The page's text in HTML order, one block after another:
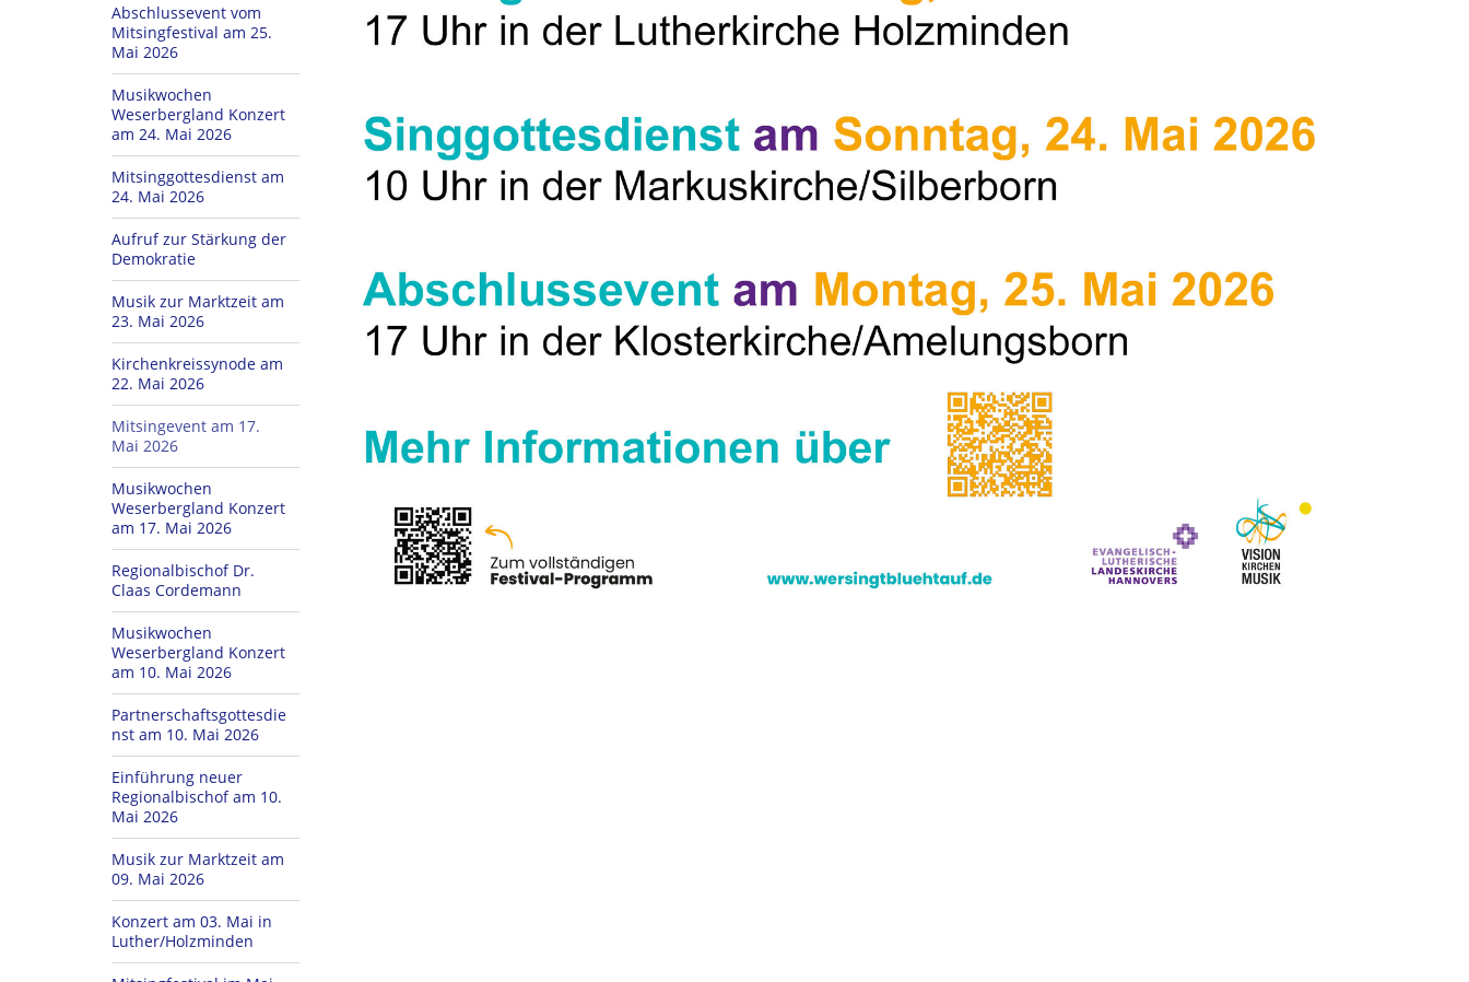
Abschlussevent vom
Mitsingfestival am 25.
Mai 2026
Musikwochen
Weserbergland Konzert
am 24. Mai 2026
Mitsinggottesdienst am
24. Mai 2026
Aufruf zur Stärkung der
Demokratie
Musik zur Marktzeit am
23. Mai 2026
Kirchenkreissynode am
22. Mai 2026
Mitsingevent am 17.
Mai 2026
Musikwochen
Weserbergland Konzert
am 17. Mai 2026
Regionalbischof Dr.
Claas Cordemann
Musikwochen
Weserbergland Konzert
am 10. Mai 2026
Partnerschaftsgottesdie
nst am 10. Mai 2026
Einführung neuer
Regionalbischof am 10.
Mai 2026
Musik zur Marktzeit am
09. Mai 2026
Konzert am 03. Mai in
Luther/Holzminden